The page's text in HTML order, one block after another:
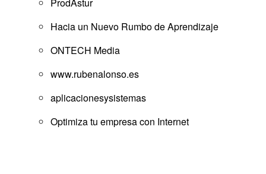
ProdAstur
Hacia un Nuevo Rumbo de Aprendizaje
ONTECH Media
www.rubenalonso.es
aplicacionesysistemas
Optimiza tu empresa con Internet